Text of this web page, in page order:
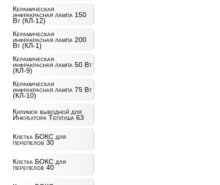
Керамическая
инфракрасная лампа 150
Вт (КЛ-12)
Керамическая
инфракрасная лампа 200
Вт (КЛ-1)
Керамическая
инфракрасная лампа 50 Вт
(КЛ-9)
Керамическая
инфракрасная лампа 75 Вт
(КЛ-10)
Килимок выводной для
Инкубатора Теплуша 63
Клетка БОКС для
перепелов 30
Клетка БОКС для
перепелов 40